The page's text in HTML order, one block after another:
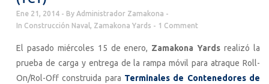
Ene 21, 2014 By Administrador Zamakona
In Construcción Naval, Zamakona Yards 1 Comment
El pasado miércoles 15 de enero, Zamakona Yards realizó la
prueba de carga y entrega de la rampa móvil para atraque Roll-
On/Rol-Off construida para Terminales de Contenedores de